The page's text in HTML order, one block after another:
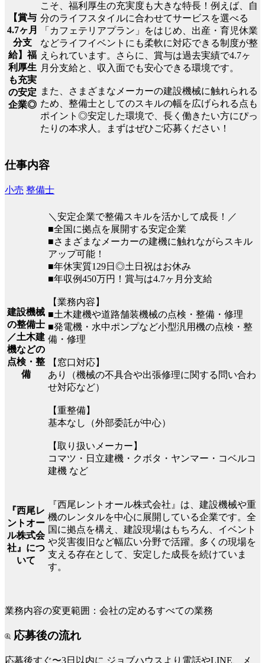
【賞与
4.7ヶ月
分支
給】福
利厚生
も充実
の安定
企業◎
こそ、福利厚生の充実度も大きな特長！例えば、自
分のライフスタイルに合わせてサービスを選べる
「カフェテリアプラン」をはじめ、出産・育児休業
などライフイベントにも柔軟に対応できる制度が整
えられています。さらに、賞与は過去実績で4.7ヶ
月分支給と、収入面でも安心できる環境です。
また、さまざまなメーカーの建設機械に触れられる
ため、整備士としてのスキルの幅を広げられる点も
ポイント◎安定した環境で、長く働きたい方にぴっ
たりの本求人。まずはぜひご応募ください！
仕事内容
小売 整備士
建設機械
の整備士
／土木建
機などの
点検・整
備
＼安定企業で整備スキルを活かして成長！／
■全国に拠点を展開する安定企業
■さまざまなメーカーの建機に触れながらスキル
アップ可能！
■年休実質129日◎土日祝はお休み
■年収例450万円！賞与は4.7ヶ月分支給
【業務内容】
■土木建機や道路舗装機械の点検・整備・修理
■発電機・水中ポンプなど小型汎用機の点検・整
備・修理
【窓口対応】
あり（機械の不具合や出張修理に関する問い合わ
せ対応など）
【重整備】
基本なし（外部委託が中心）
【取り扱いメーカー】
コマツ・日立建機・クボタ・ヤンマー・コベルコ
建機 など
『西尾レ
ントオー
ル株式会
社』につ
いて
『西尾レントオール株式会社』は、建設機械や重
機のレンタルを中心に展開している企業です。全
国に拠点を構え、建設現場はもちろん、イベント
や災害復旧など幅広い分野で活躍。多くの現場を
支える存在として、安定した成長を続けていま
す。
業務内容の変更範囲：会社の定めるすべての業務
応募後の流れ
応募後すぐ〜3日以内に ジョブハウスより電話やLINE、メ